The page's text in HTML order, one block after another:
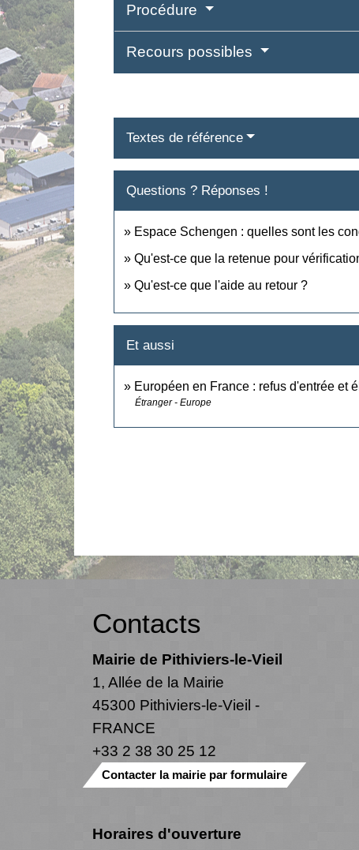
Procédure
Recours possibles
Textes de référence
Questions ? Réponses !
Espace Schengen : quelles sont les
Qu'est-ce que la retenue pour
Qu'est-ce que l'aide au retour ?
Et aussi
Européen en France : refus d'entrée et
Étranger - Europe
Contacts
Mairie de Pithiviers-le-Vieil
1, Allée de la Mairie
45300 Pithiviers-le-Vieil -
FRANCE
+33 2 38 30 25 12
Contacter la mairie par formulaire
Horaires d'ouverture